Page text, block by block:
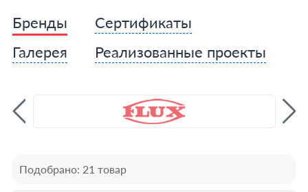
Бренды
Сертификаты
Галерея
Реализованные проекты
Подобрано: 21 товар